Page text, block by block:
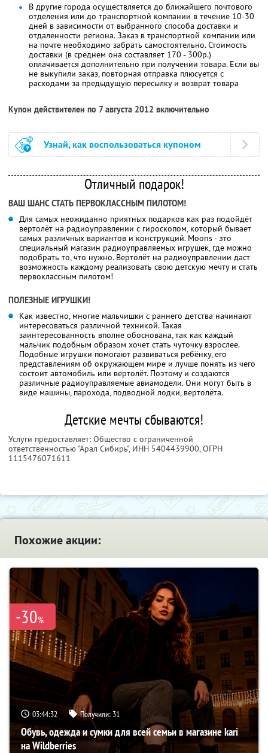
В другие города осуществляется до ближайшего почтового
отделения или до транспортной компании в течение 10-30
дней в зависимости от выбранного способа доставки и
отдаленности региона. Заказ в транспортной компании или
на почте необходимо забрать самостоятельно. Стоимость
доставки (в среднем она составляет 170 - 300р.)
оплачивается дополнительно при получении товара. Если вы
не выкупили заказ, повторная отправка плюсуется с
расходами за предыдущую пересылку и возврат товара
Купон действителен по 7 августа 2012 включительно
Узнай, как воспользоваться купоном
Отличный подарок!
ВАШ ШАНС СТАТЬ ПЕРВОКЛАССНЫМ ПИЛОТОМ!
Для самых неожиданно приятных подарков как раз подойдёт
вертолёт на радиоуправлении с гироскопом, который бывает
самых различных вариантов и конструкций. Мoons - это
специальный магазин радиоуправляемых игрушек, где можно
подобрать то, что нужно. Вертолёт на радиоуправлении даст
возможность каждому реализовать свою детскую мечту и стать
первоклассным пилотом!
ПОЛЕЗНЫЕ ИГРУШКИ!
Как известно, многие мальчишки с раннего детства начинают
интересоваться различной техникой. Такая
заинтересованность вполне обоснована, так как каждый
мальчик подобным образом хочет стать чуточку взрослее.
Подобные игрушки помогают развиваться ребёнку, его
представлениям об окружающем мире и лучше понять из чего
состоит автомобиль или вертолёт. Поэтому и создаются
различные радиоуправляемые авиамодели. Они могут быть в
виде машины, парохода, подводной лодки, вертолёта.
Детские мечты сбываются!
Услуги предоставляет: Общество с ограниченной
ответственностью "Арал Сибирь", ИНН 5404439900, ОГРН
1115476071611
Похожие акции:
-30%
03:44:31 Получили: 31
Обувь, одежда и сумки для всей семьи в магазине kari
на Wildberries